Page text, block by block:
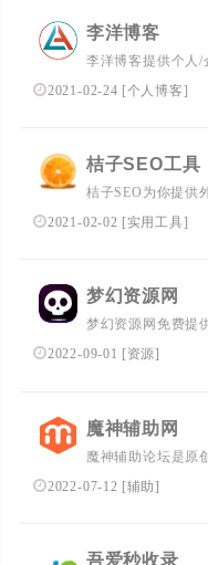
李洋博客
李洋博客提供个人/
博客主题模板以及
2021-02-24 [个人博客]
桔子SEO工具
桔子SEO为你提供
掘、网站历史记录
2021-02-02 [实用工具]
梦幻资源网
梦幻资源网免费提
习,QQ头像,影视分
2022-09-01 [资源]
魔神辅助网
魔神辅助论坛是原
源码、主题模板、
件、程序源码、
2022-07-12 [辅助]
吾爱秒收录